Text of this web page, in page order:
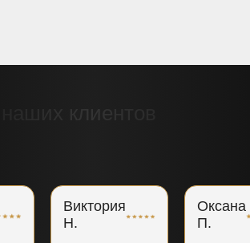
Виктория
Н.
Оксана
П.